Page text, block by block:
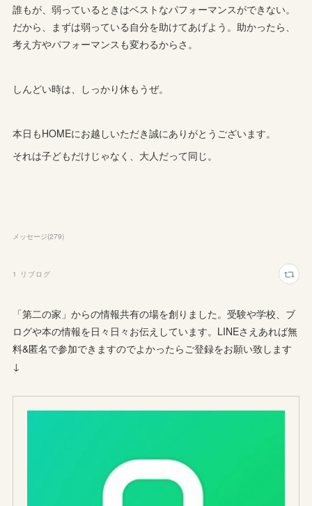
誰もが、弱っているときはベストなパフォーマンスができない。
だから、まずは弱っている自分を助けてあげよう。助かったら、
考え方やパフォーマンスも変わるからさ。
しんどい時は、しっかり休もうぜ。
本日もHOMEにお越しいただき誠にありがとうございます。
それは子どもだけじゃなく、大人だって同じ。
メッセージ(279)
1 リブログ
「第二の家」からの情報共有の場を創りました。受験や学校、ブ
ログや本の情報を日々日々お伝えしています。LINEさえあれば無
料&匿名で参加できますのでよかったらご登録をお願い致します
↓